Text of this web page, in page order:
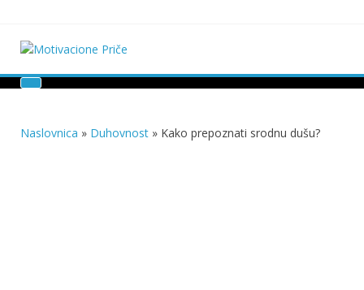
content
Motivacione Priče
Naslovnica » Duhovnost » Kako prepoznati srodnu dušu?